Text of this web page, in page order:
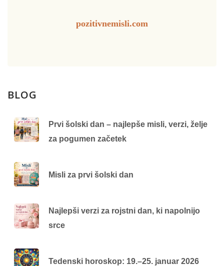
pozitivnemisli.com
BLOG
Prvi šolski dan – najlepše misli, verzi, želje
za pogumen začetek
Misli za prvi šolski dan
Najlepši verzi za rojstni dan, ki napolnijo
srce
Tedenski horoskop: 19.–25. januar 2026